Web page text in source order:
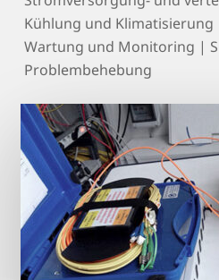
Kühlung und
Wartung und Monitoring |
Problembehebung